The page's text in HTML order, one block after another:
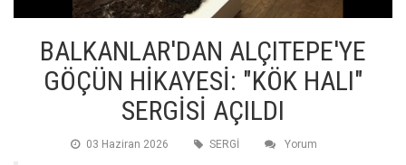
BALKANLAR'DAN ALÇITEPE'YE
GÖÇÜN HİKAYESİ: "KÖK HALI"
SERGİSİ AÇILDI
03 Haziran 2026 SERGİ Yorum